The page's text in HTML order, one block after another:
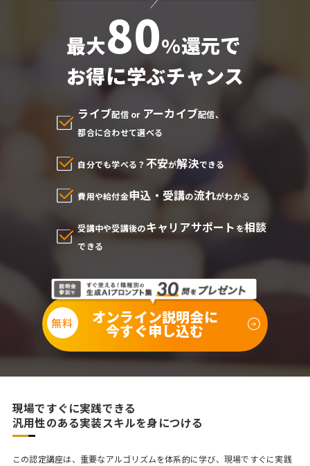
最大80%還元で
お得に学ぶチャンス
ライブ配信 or アーカイブ配信、
都合に合わせて選べる
自分でも学べる？ 不安が解決できる
費用や給付金申込・受講の流れがわかる
受講中や受講後のキャリアサポート を相談
できる
オンライン説明会に
今すぐ申し込む
現場ですぐに実践できる
汎用性のある実装スキルを身につける
この認定講座は、重要なアルゴリズムを体系的に学び、現場ですぐに実践